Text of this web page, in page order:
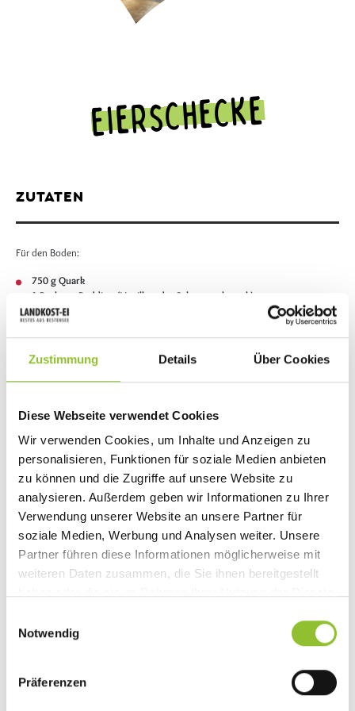
Zustimmung Details Über Cookies
Diese Webseite verwendet Cookies
Wir verwenden Cookies, um Inhalte und Anzeigen zu
personalisieren, Funktionen für soziale Medien anbieten
zu können und die Zugriffe auf unsere Website zu
analysieren. Außerdem geben wir Informationen zu Ihrer
Verwendung unserer Website an unsere Partner für
soziale Medien, Werbung und Analysen weiter. Unsere
Partner führen diese Informationen möglicherweise mit
weiteren Daten zusammen, die Sie ihnen bereitgestellt
Notwendig
Präferenzen
Eierschecke
1. Zunächst den Pudding nach Packungsanleitung aus den Zutaten für den
Belag zubereiten, allerdings mit den hier genannten Mengen (375 ml Milch,
ZUTATEN
Für den Boden:
750 g Quark
1 Packung Pudding (Vanille- oder Sahnegeschmack)
2 Eier
180 g Zucker
Für den Belag:
1 Packung Pudding (Vanille- oder Sahnegeschmack)
180 g Zucker
375 ml Milch
1 Prise Salz